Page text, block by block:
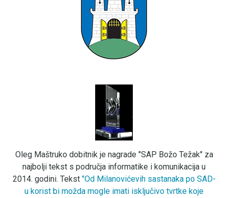
Oleg Maštruko dobitnik je nagrade "SAP Božo Težak" za
najbolji tekst s područja informatike i komunikacija u
2014. godini. Tekst "Od Milanovićevih sastanaka po SAD-
u korist bi možda mogle imati isključivo tvrtke koje